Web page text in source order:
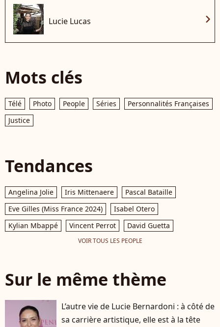
Lucie Lucas chevron_right
Mots clés
Télé Photo People Séries
Personnalités Françaises
Justice
Tendances
Angelina Jolie Iris Mittenaere
Pascal Bataille
Eve Gilles (Miss France 2024)
Isabel Otero
Kylian Mbappé
Vincent Perrot David Guetta
VOIR TOUS LES PEOPLE
Sur le même thème
L’autre vie de Lucie Bernardoni : à côté de
sa carrière artistique, elle est à la tête